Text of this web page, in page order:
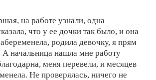
на работе узнали, одна
что у ее дочки так было, и она
родила девочку, я прям
А начальница нашла мне работу
меня перевели, и месяцев
Не проверялась, ничего не